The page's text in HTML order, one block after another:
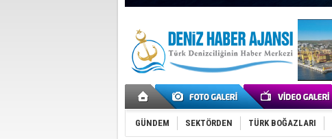
GÜNDEM SEKTÖRDEN TÜRK BOĞAZLARI